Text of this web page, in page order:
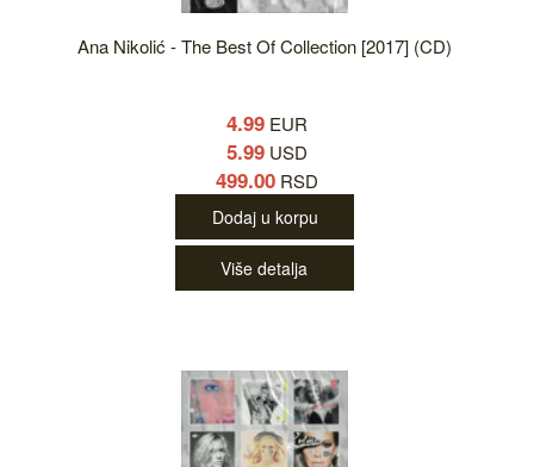
Ana Nikolić - The Best Of Collection [2017] (CD)
4.99 EUR
5.99 USD
499.00 RSD
Dodaj u korpu
Više detalja